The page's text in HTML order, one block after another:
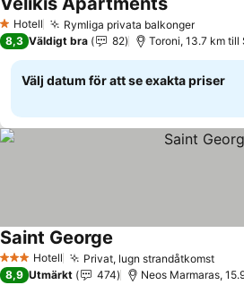
1 Stjärnor
Hotell Rymliga privata balkongerSe priser
Se priser
8,3 Väldigt bra 82 Toroni, 13.7 km till
Välj datum för att se exakta priser
3 StjärnorHotell Privat, lugn strandåtkomstSe
Saint George
8,9 Utmärkt 474 Neos Marmaras,